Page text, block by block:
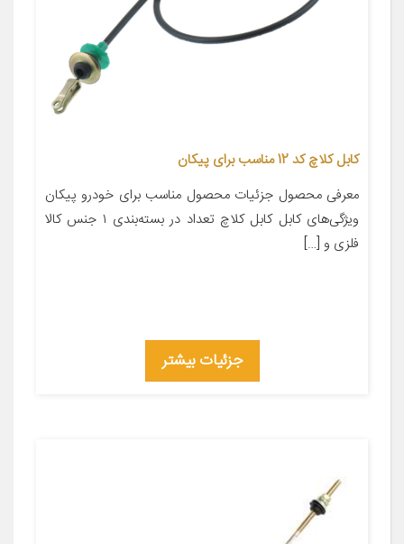
کابل کلاچ کد 12 مناسب برای پیکان
معرفی محصول جزئیات محصول مناسب برای خودرو پیکان
ویژگی‌های کابل کابل کلاچ تعداد در بسته‌بندی ۱ جنس کالا
فلزی و […]
جزئیات بیشتر